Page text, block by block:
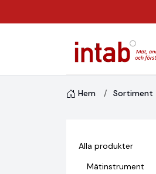
Hem Sortiment
Alla produkter
Mätinstrument